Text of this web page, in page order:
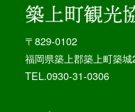
〒829-0102
福岡県築上郡築上町築
TEL.0930-31-0306